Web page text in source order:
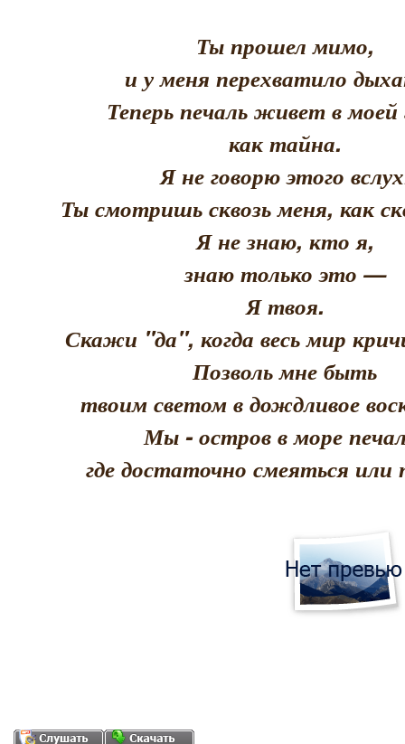
Ты прошел мимо,
и у меня перехватило
Теперь печаль живет в моей
как тайна.
Я не говорю этого
Ты смотришь сквозь меня, как
Я не знаю, кто я,
знаю только это —
Я твоя.
Скажи "да", когда весь мир
Позволь мне быть
твоим светом в дождливое
Мы - остров в море
где достаточно смеяться или